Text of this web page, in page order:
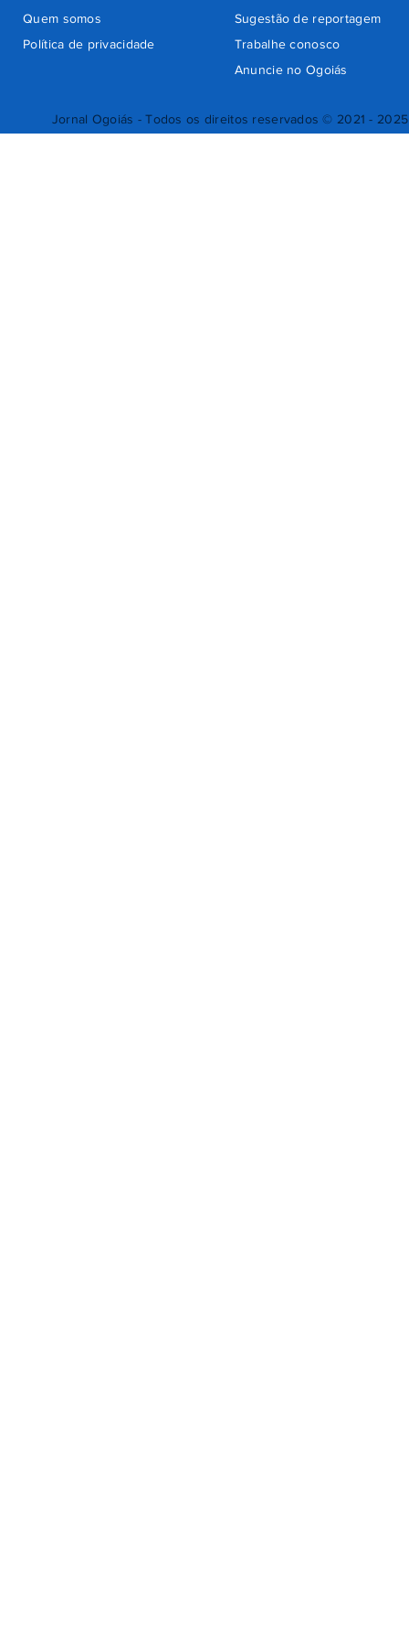
Jornal Ogoiás - Todos os direitos reservados © 2021 - 2025
Quem somos
Sugestão de reportagem
Trabalhe conosco
Política de privacidade
Anuncie no Ogoiás